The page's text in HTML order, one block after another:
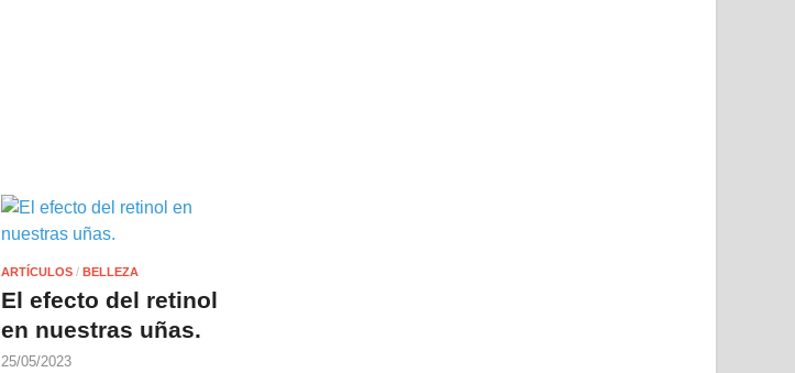
ARTÍCULOS / BELLEZA
El efecto del retinol
en nuestras uñas.
25/05/2023